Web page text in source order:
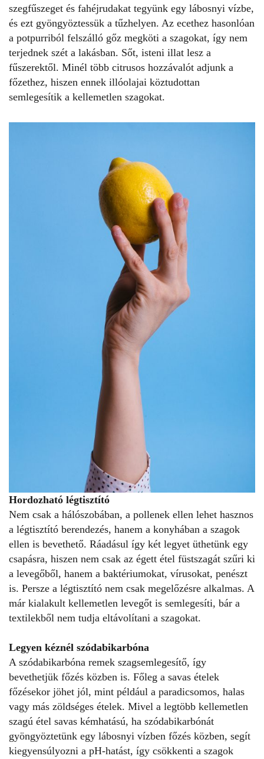
szegfűszeget és fahéjrudakat tegyünk egy lábosnyi vízbe,
és ezt gyöngyöztessük a tűzhelyen. Az ecethez hasonlóan
a potpurriból felszálló gőz megköti a szagokat, így nem
terjednek szét a lakásban. Sőt, isteni illat lesz a
fűszerektől. Minél több citrusos hozzávalót adjunk a
főzethez, hiszen ennek illóolajai köztudottan
semlegesítik a kellemetlen szagokat.
Hordozható légtisztító
Nem csak a hálószobában, a pollenek ellen lehet hasznos
a légtisztító berendezés, hanem a konyhában a szagok
ellen is bevethető. Ráadásul így két legyet üthetünk egy
csapásra, hiszen nem csak az égett étel füstszagát szűri ki
a levegőből, hanem a baktériumokat, vírusokat, penészt
is. Persze a légtisztító nem csak megelőzésre alkalmas. A
már kialakult kellemetlen levegőt is semlegesíti, bár a
textilekből nem tudja eltávolítani a szagokat.
Legyen kéznél szódabikarbóna
A szódabikarbóna remek szagsemlegesítő, így
bevethetjük főzés közben is. Főleg a savas ételek
főzésekor jöhet jól, mint például a paradicsomos, halas
vagy más zöldséges ételek. Mivel a legtöbb kellemetlen
szagú étel savas kémhatású, ha szódabikarbónát
gyöngyöztetünk egy lábosnyi vízben főzés közben, segít
kiegyensúlyozni a pH-hatást, így csökkenti a szagok